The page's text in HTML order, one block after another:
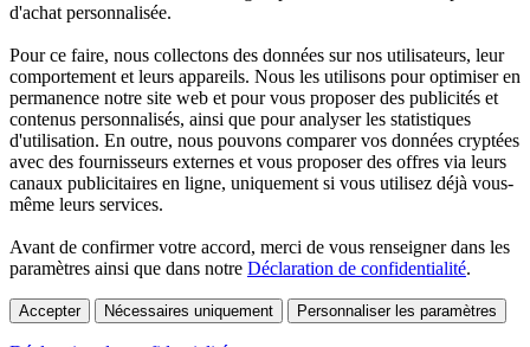
d'achat personnalisée.
Pour ce faire, nous collectons des données sur nos utilisateurs, leur
comportement et leurs appareils. Nous les utilisons pour optimiser en
permanence notre site web et pour vous proposer des publicités et
contenus personnalisés, ainsi que pour analyser les statistiques
d'utilisation. En outre, nous pouvons comparer vos données cryptées
avec des fournisseurs externes et vous proposer des offres via leurs
canaux publicitaires en ligne, uniquement si vous utilisez déjà vous-
même leurs services.
Avant de confirmer votre accord, merci de vous renseigner dans les
paramètres ainsi que dans notre Déclaration de confidentialité.
Accepter Nécessaires uniquement Personnaliser les paramètres